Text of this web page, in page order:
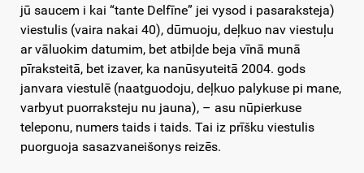
jū saucem i kai “tante Delfīne” jei vysod i pasaraksteja)
viestulis (vaira nakai 40), dūmuoju, deļkuo nav viestuļu
ar vāluokim datumim, bet atbiļde beja vīnā munā
pīraksteitā, bet izaver, ka nanūsyuteitā 2004. gods
janvara viestulē (naatguodoju, deļkuo palykuse pi mane,
varbyut puorraksteju nu jauna), – asu nūpierkuse
teleponu, numers taids i taids. Tai iz prīšku viestulis
puorguoja sasazvaneišonys reizēs.